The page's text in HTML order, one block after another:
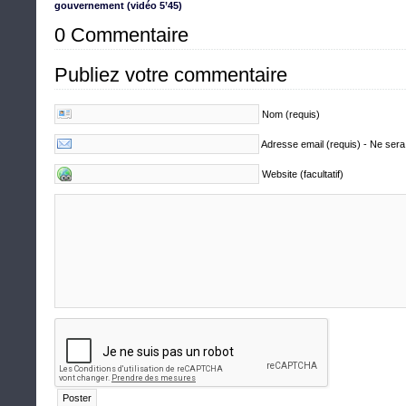
gouvernement (vidéo 5’45)
0 Commentaire
Publiez votre commentaire
Nom (requis)
Adresse email (requis) - Ne
Website (facultatif)